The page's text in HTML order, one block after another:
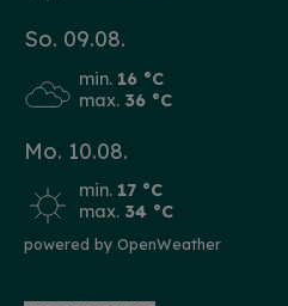
So. 09.08.
min. 16 °C
max. 36 °C
Mo. 10.08.
min. 17 °C
max. 34 °C
powered by OpenWeather